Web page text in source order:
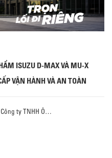
ISUZU D-MAX VÀ MU-X
VẬN HÀNH VÀ AN TOÀN
ty TNHH Ô…